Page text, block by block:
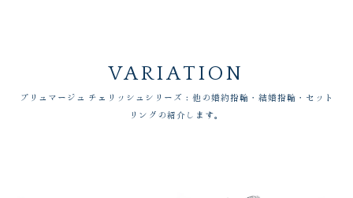
VARIATION
プリュマージュ チェリッシュシリーズ：他の婚約指輪・結婚指輪・セット
リングの紹介します。